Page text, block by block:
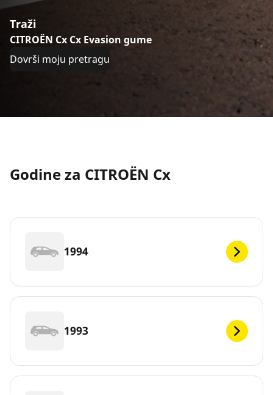
Traži
CITROËN Cx Cx Evasion gume
Dovrši moju pretragu
Godine za CITROËN Cx
1994
1993